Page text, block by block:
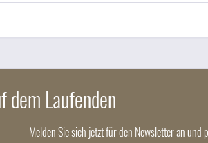
Laufenden
Melden Sie sich jetzt für den Newsletter an